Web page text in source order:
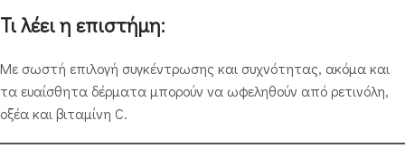
Τι λέει η επιστήμη:
Με σωστή επιλογή συγκέντρωσης και συχνότητας, ακόμα και
τα ευαίσθητα δέρματα μπορούν να ωφεληθούν από ρετινόλη,
οξέα και βιταμίνη C.